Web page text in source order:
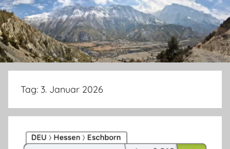
Tag: 3. Januar 2026